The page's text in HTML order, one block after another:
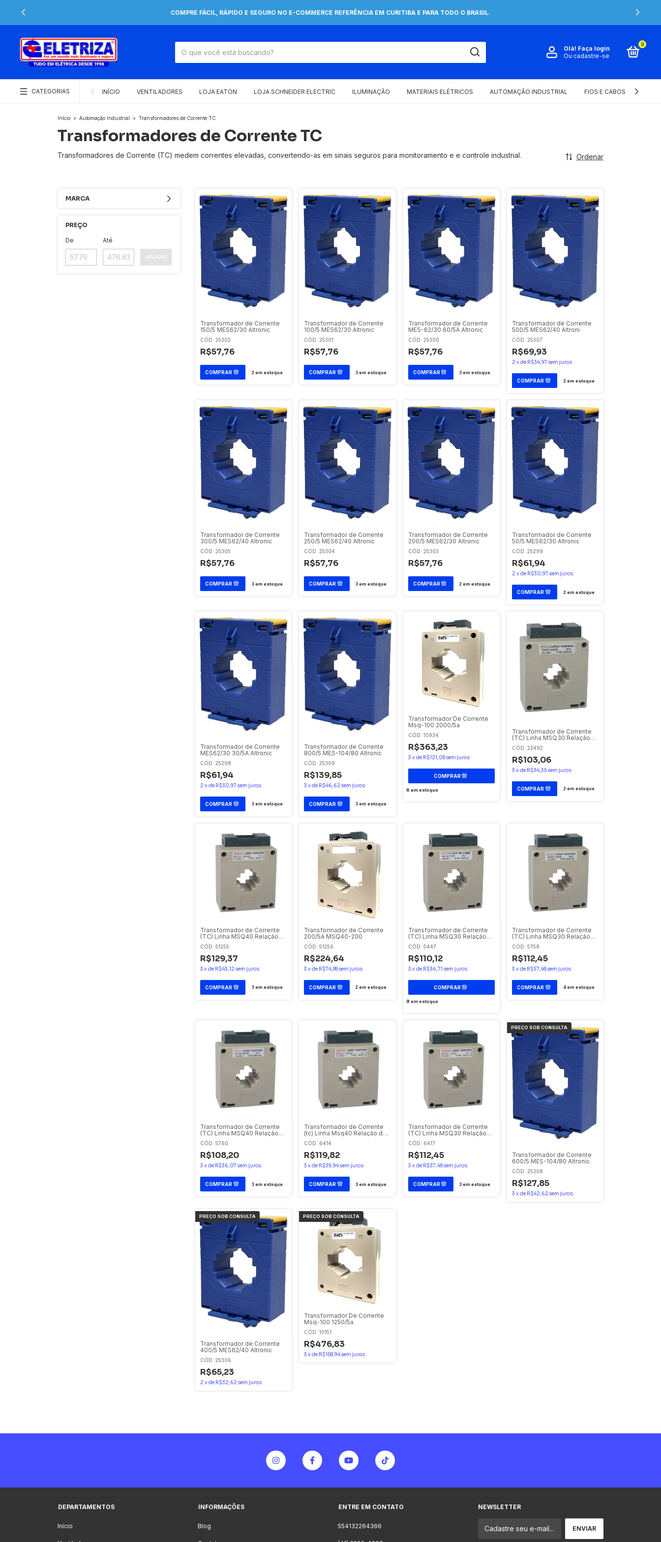
COMPRE FÁCIL, RÁPIDO E SEGURO NO E-COMMERCE REFERÊNCIA EM CURITIBA E PARA TODO O BRASIL.
Olá! Faça login
Ou cadastre-se
0
CATEGORIAS INÍCIO VENTILADORES LOJA EATON LOJA SCHNEIDER ELECTRIC ILUMINAÇÃO MATERIAIS ELÉTRICOS AUTOMAÇÃO INDUSTRIAL FIOS E CABOS ELÉTRICOS
Início > Automação Industrial > Transformadores de Corrente TC
Transformadores de Corrente TC
Transformadores de Corrente (TC) medem correntes elevadas, convertendo-as em sinais seguros para monitoramento e e controle industrial. Ordenar
MARCA
PREÇO
De Até
APLICAR
Transformador de Corrente
150/5 MES62/30 Altronic
CÓD: 25302
R$57,76
2 em estoque
Transformador de Corrente
100/5 MES62/30 Altronic
CÓD: 25301
R$57,76
3em estoque
Transformador de Corrente
MES-62/30 60/5A Altronic
CÓD: 25300
R$57,76
3em estoque
Transformador de Corrente
500/5 MES62/40 Altroni
CÓD: 25307
R$69,93
2 x de R$34,97 sem juros
2 em estoque
Transformador de Corrente
300/5 MES62/40 Altronic
CÓD: 25305
R$57,76
3em estoque
Transformador de Corrente
250/5 MES62/40 Altronic
CÓD: 25304
R$57,76
3em estoque
Transformador de Corrente
200/5 MES62/30 Altronic
CÓD: 25303
R$57,76
2 em estoque
Transformador de Corrente
50/5 MES62/30 Altronic
CÓD: 25299
R$61,94
2 x de R$30,97 sem juros
2 em estoque
Transformador de Corrente
MES62/30 30/5A Altronic
CÓD: 25298
R$61,94
2 x de R$30,97 sem juros
3em estoque
Transformador de Corrente
800/5 MES-104/80 Altronic
CÓD: 25309
R$139,85
3 xde R$46,62 sem juros
3em estoque
Transformador De Corrente
Msq-100 2000/5a
CÓD: 10934
R$363,23
3 x de R$121,08sem juros
6 em estoque
Transformador de Corrente
(TC) Linha MSQ30 Relação
de 200/5A Classe 1% – Furo
para o cabo de 31mm
Sibratec
CÓD: 22492
R$103,06
3 x de R$34,35sem juros
2 em estoque
Transformador de Corrente
(TC) Linha MSQ40 Relação
de 500/5A
CÓD: 51255
R$129,37
3 x de R$43,12 sem juros
3em estoque
Transformador de Corrente
200/5A MSQ40-200
CÓD: 51256
R$224,64
3 xde R$74,88sem juros
2 em estoque
Transformador de Corrente
(TC) Linha MSQ30 Relação
de 50/5A
CÓD: 5447
R$110,12
3 x de R$36,71 sem juros
8 em estoque
Transformador de Corrente
(TC) Linha MSQ30 Relação
de 100/5A
CÓD: 5758
R$112,45
3 x de R$37,48sem juros
4em estoque
Transformador de Corrente
(TC) Linha MSQ40 Relação
de 400/5A
CÓD: 5760
R$108,20
3 x de R$36,07 sem juros
3em estoque
Transformador de Corrente
(tc) Linha Msq40 Relação de
300/5a
CÓD: 6414
R$119,82
3 xde R$39,94sem juros
3em estoque
Transformador de Corrente
(TC) Linha MSQ30 Relação
de 30/5A
CÓD: 6417
R$112,45
3 x de R$37,48sem juros
3em estoque
Transformador de Corrente
600/5 MES-104/80 Altronic.
CÓD: 25308
R$127,85
3 x de R$42,62 sem juros
Transformador de Corrente
400/5 MES62/40 Altronic
CÓD: 25306
R$65,23
2 x de R$32,62 sem juros
Transformador De Corrente
Msq-100 1250/5a
CÓD: 10151
R$476,83
3 xde R$158,94sem juros
DEPARTAMENTOS
Início
INFORMAÇÕES
Blog
ENTRE EM CONTATO
554132264366
NEWSLETTER